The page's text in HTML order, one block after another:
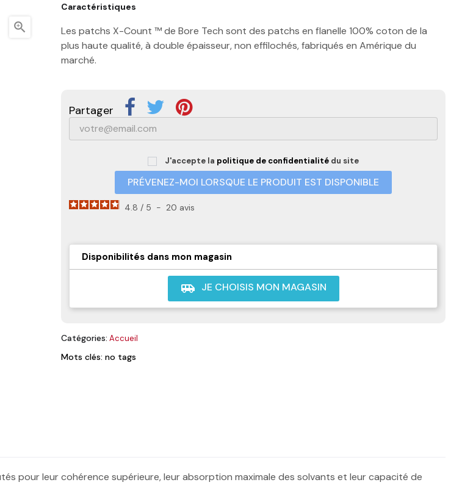

Caractéristiques
Les patchs X-Count ™ de Bore Tech sont des patchs en flanelle 100% coton de la
plus haute qualité, à double épaisseur, non effilochés, fabriqués en Amérique du
marché.
Partager
J'accepte la politique de confidentialité du site
PRÉVENEZ-MOI LORSQUE LE PRODUIT EST DISPONIBLE
4.8 / 5 - 20 avis
Disponibilités dans mon magasin
airport_shuttle JE CHOISIS MON MAGASIN
Catégories: Accueil
Mots clés: no tags
pour leur cohérence supérieure, leur absorption maximale des solvants et leur capacité de